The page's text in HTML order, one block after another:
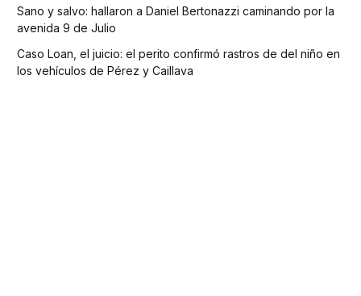
Sano y salvo: hallaron a Daniel Bertonazzi caminando por la
avenida 9 de Julio
Caso Loan, el juicio: el perito confirmó rastros de del niño en
los vehículos de Pérez y Caillava